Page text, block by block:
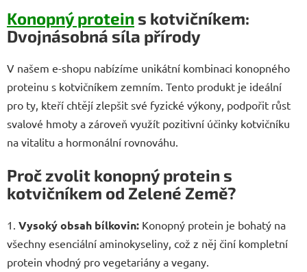
Konopný protein s kotvičníkem:
Dvojnásobná síla přírody
V našem e-shopu nabízíme unikátní kombinaci konopného
proteinu s kotvičníkem zemním. Tento produkt je ideální
pro ty, kteří chtějí zlepšit své fyzické výkony, podpořit růst
svalové hmoty a zároveň využít pozitivní účinky kotvičníku
na vitalitu a hormonální rovnováhu.
Proč zvolit konopný protein s
kotvičníkem od Zelené Země?
1. Vysoký obsah bílkovin: Konopný protein je bohatý na
všechny esenciální aminokyseliny, což z něj činí kompletní
protein vhodný pro vegetariány a vegany.